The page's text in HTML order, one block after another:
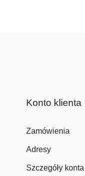
Konto klienta
Zamówienia
Adresy
Szczegóły konta